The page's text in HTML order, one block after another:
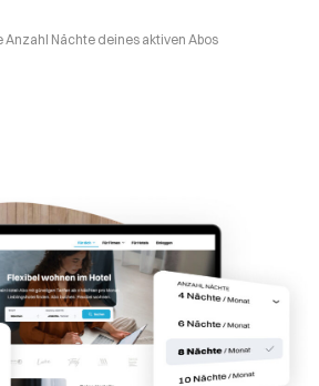
Anzahl Nächte deines aktiven Abos